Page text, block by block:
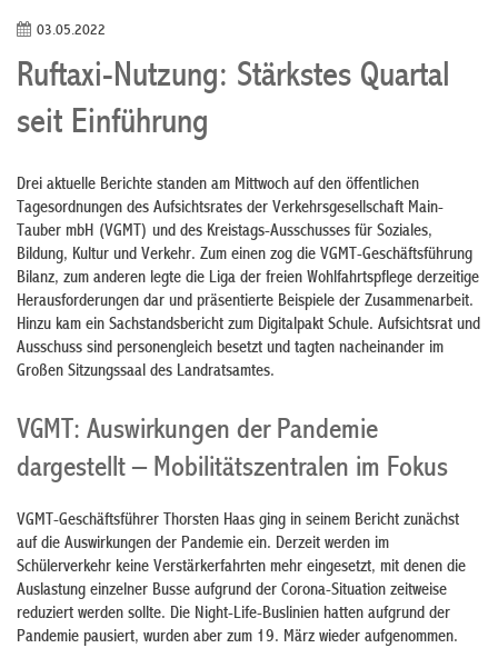
03.05.2022
Ruftaxi-Nutzung: Stärkstes Quartal
seit Einführung
Drei aktuelle Berichte standen am Mittwoch auf den öffentlichen
Tagesordnungen des Aufsichtsrates der Verkehrsgesellschaft Main-
Tauber mbH (VGMT) und des Kreistags-Ausschusses für Soziales,
Bildung, Kultur und Verkehr. Zum einen zog die VGMT-Geschäftsführung
Bilanz, zum anderen legte die Liga der freien Wohlfahrtspflege derzeitige
Herausforderungen dar und präsentierte Beispiele der Zusammenarbeit.
Hinzu kam ein Sachstandsbericht zum Digitalpakt Schule. Aufsichtsrat und
Ausschuss sind personengleich besetzt und tagten nacheinander im
Großen Sitzungssaal des Landratsamtes.
VGMT: Auswirkungen der Pandemie
dargestellt – Mobilitätszentralen im Fokus
VGMT-Geschäftsführer Thorsten Haas ging in seinem Bericht zunächst
auf die Auswirkungen der Pandemie ein. Derzeit werden im
Schülerverkehr keine Verstärkerfahrten mehr eingesetzt, mit denen die
Auslastung einzelner Busse aufgrund der Corona-Situation zeitweise
reduziert werden sollte. Die Night-Life-Buslinien hatten aufgrund der
Pandemie pausiert, wurden aber zum 19. März wieder aufgenommen.